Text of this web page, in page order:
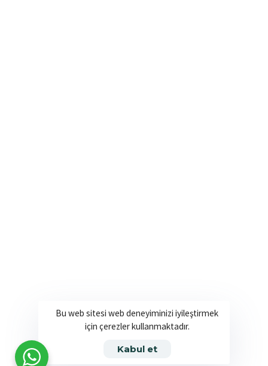
Bu web sitesi web deneyiminizi iyileştirmek
için çerezler kullanmaktadır.
Kabul et